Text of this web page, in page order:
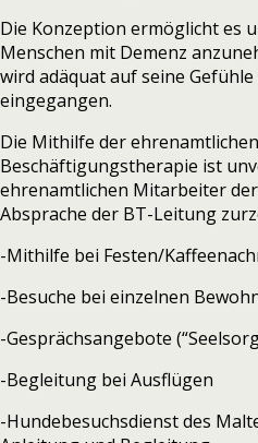
Die Konzeption ermöglicht es
Menschen mit Demenz
wird adäquat auf seine
eingegangen.
Die Mithilfe der
Beschäftigungstherapie ist
ehrenamtlichen Mitarbeiter
Absprache der BT-Leitung
-Mithilfe bei Festen/
-Besuche bei einzelnen
-Gesprächsangebote
-Begleitung bei Ausflügen
-Hundebesuchsdienst des